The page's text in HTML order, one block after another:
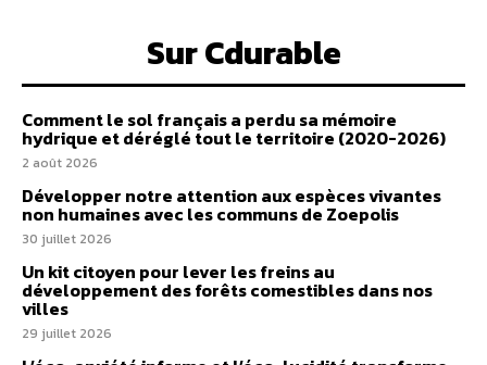
Sur Cdurable
Comment le sol français a perdu sa mémoire
hydrique et déréglé tout le territoire (2020-2026)
2 août 2026
Développer notre attention aux espèces vivantes
non humaines avec les communs de Zoepolis
30 juillet 2026
Un kit citoyen pour lever les freins au
développement des forêts comestibles dans nos
villes
29 juillet 2026